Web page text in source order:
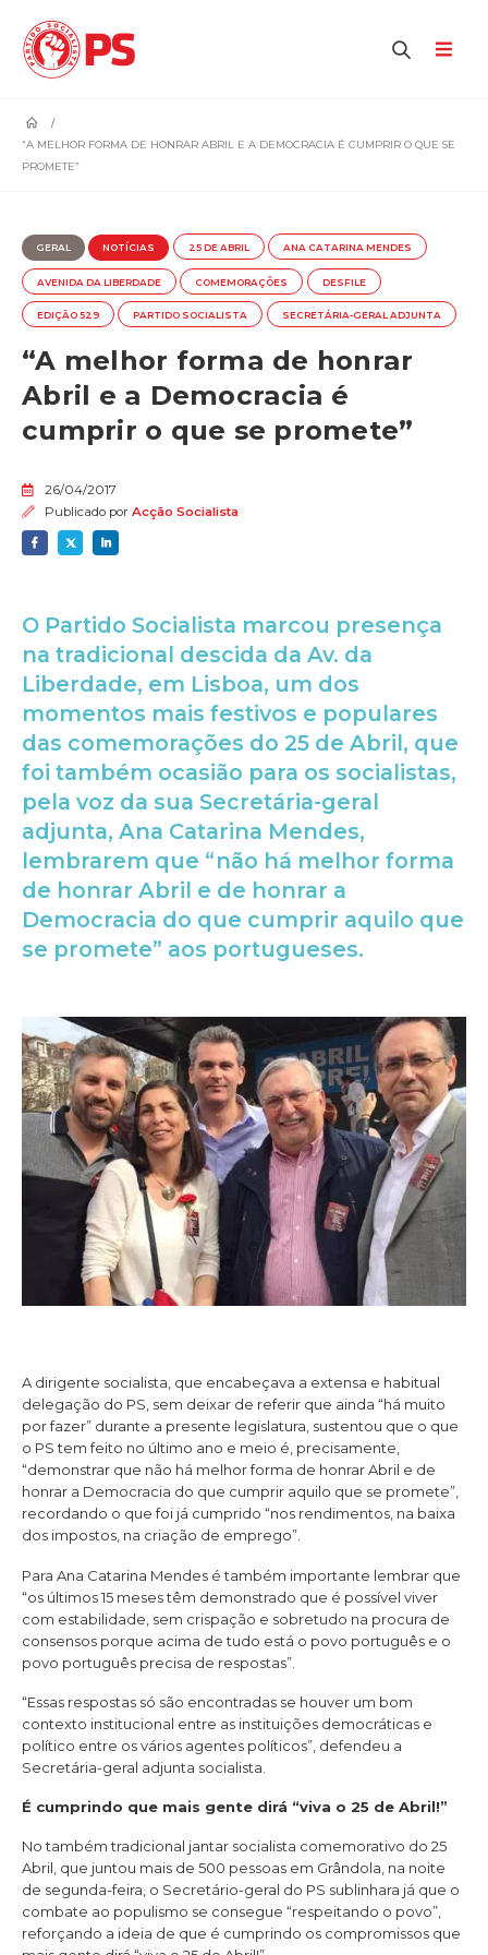
“A MELHOR FORMA DE HONRAR ABRIL E A DEMOCRACIA É CUMPRIR O QUE SE
PROMETE”
GERAL NOTÍCIAS 25 DE ABRIL ANA CATARINA MENDES
AVENIDA DA LIBERDADE COMEMORAÇÕES DESFILE
EDIÇÃO 529 PARTIDO SOCIALISTA SECRETÁRIA-GERAL ADJUNTA
“A melhor forma de honrar
Abril e a Democracia é
cumprir o que se promete”
26/04/2017
Publicado por Acção Socialista
O Partido Socialista marcou presença
na tradicional descida da Av. da
Liberdade, em Lisboa, um dos
momentos mais festivos e populares
das comemorações do 25 de Abril, que
foi também ocasião para os socialistas,
pela voz da sua Secretária-geral
adjunta, Ana Catarina Mendes,
lembrarem que “não há melhor forma
de honrar Abril e de honrar a
Democracia do que cumprir aquilo que
se promete” aos portugueses.
A dirigente socialista, que encabeçava a extensa e habitual
delegação do PS, sem deixar de referir que ainda “há muito
por fazer” durante a presente legislatura, sustentou que o que
o PS tem feito no último ano e meio é, precisamente,
“demonstrar que não há melhor forma de honrar Abril e de
honrar a Democracia do que cumprir aquilo que se promete”,
recordando o que foi já cumprido “nos rendimentos, na baixa
dos impostos, na criação de emprego”.
Para Ana Catarina Mendes é também importante lembrar que
“os últimos 15 meses têm demonstrado que é possível viver
com estabilidade, sem crispação e sobretudo na procura de
consensos porque acima de tudo está o povo português e o
povo português precisa de respostas”.
“Essas respostas só são encontradas se houver um bom
contexto institucional entre as instituições democráticas e
político entre os vários agentes políticos”, defendeu a
Secretária-geral adjunta socialista.
É cumprindo que mais gente dirá “viva o 25 de Abril!”
No também tradicional jantar socialista comemorativo do 25
Abril, que juntou mais de 500 pessoas em Grândola, na noite
de segunda-feira, o Secretário-geral do PS sublinhara já que o
combate ao populismo se consegue “respeitando o povo”,
reforçando a ideia de que é cumprindo os compromissos que